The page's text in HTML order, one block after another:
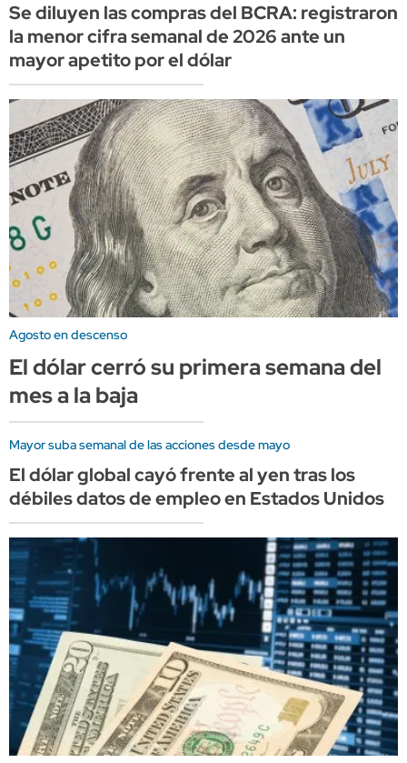
Se diluyen las compras del BCRA: registraron
la menor cifra semanal de 2026 ante un
mayor apetito por el dólar
Agosto en descenso
El dólar cerró su primera semana del
mes a la baja
Mayor suba semanal de las acciones desde mayo
El dólar global cayó frente al yen tras los
débiles datos de empleo en Estados Unidos